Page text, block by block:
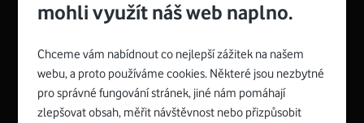
mohli využít náš web naplno.
Chceme vám nabídnout co nejlepší zážitek na našem
webu, a proto používáme cookies. Některé jsou nezbytné
pro správné fungování stránek, jiné nám pomáhají
zlepšovat obsah, měřit návštěvnost nebo přizpůsobit
Spojte se s Vodafonem
Management
consultancy
Recruitment
logo
Top
roku
Platinové
EcoVadis
Buy
Award
má
zelenou